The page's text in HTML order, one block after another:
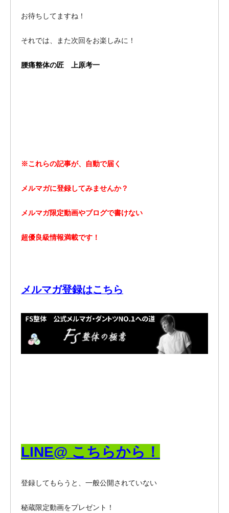
お待ちしてますね！
それでは、また次回をお楽しみに！
腰痛整体の匠 上原考一
※これらの記事が、自動で届く
メルマガに登録してみませんか？
メルマガ限定動画やブログで書けない
超優良級情報満載です！
メルマガ登録はこちら
LINE@ こちらから！
登録してもらうと、一般公開されていない
秘蔵限定動画をプレゼント！